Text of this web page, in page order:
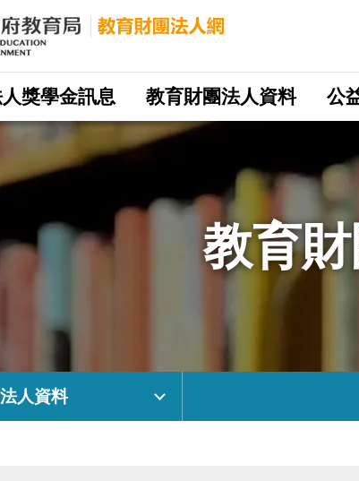
獎學金訊息 教育財團法人資料 公
教育
人資料